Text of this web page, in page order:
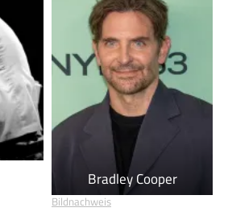
Bradley Cooper
Bildnachweis